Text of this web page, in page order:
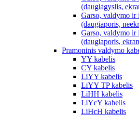
(daugiagyslis,
Garso, valdymo ir
(daugiaporis,
Garso, valdymo ir
(daugiaporis,
Pramoninis valdymo
YY kabelis
CY kabelis
LiYY kabelis
LiYY TP kabelis
LiHH kabelis
LiYcY kabelis
LiHcH kabelis